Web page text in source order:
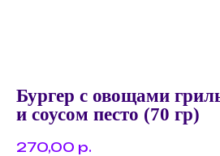
Бургер с овощами
и соусом песто (70 гр)
270,00 р.